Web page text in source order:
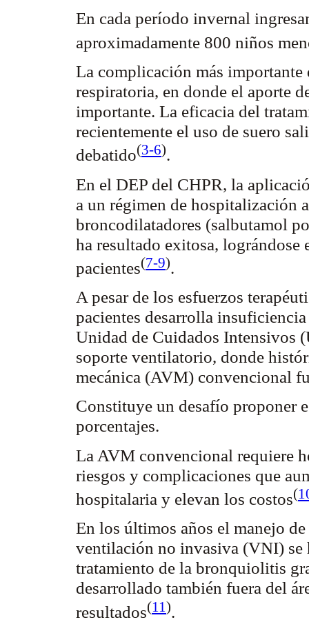
En cada período invernal
aproximadamente 800 niños
La complicación más
respiratoria, en donde el aporte
importante. La eficacia del
recientemente el uso de suero
debatido(3-6).
En el DEP del CHPR, la
a un régimen de hospitalización
broncodilatadores (salbutamol
ha resultado exitosa,
pacientes(7-9).
A pesar de los esfuerzos
pacientes desarrolla
Unidad de Cuidados Intensivos
soporte ventilatorio, donde
mecánica (AVM) convencional
Constituye un desafío proponer
porcentajes.
La AVM convencional requiere
riesgos y complicaciones que
hospitalaria y elevan los costos(
En los últimos años el manejo
ventilación no invasiva (VNI) se
tratamiento de la bronquiolitis
desarrollado también fuera del
resultados(11).